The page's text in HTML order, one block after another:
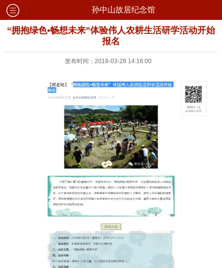
孙中山故居纪念馆
“拥抱绿色•畅想未来”体验伟人农耕生活研学活动开始
报名
发布时间：2018-03-28 14:16:00